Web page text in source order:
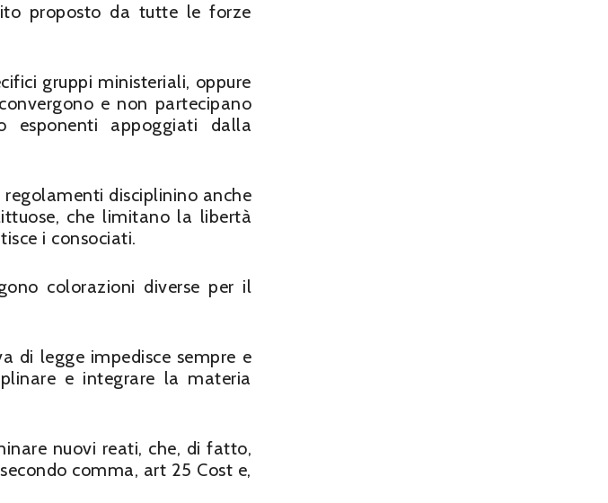
proposto da tutte le forze
gruppi ministeriali, oppure
e non partecipano
esponenti appoggiati dalla
regolamenti disciplinino anche
che limitano la libertà
i consociati.
colorazioni diverse per il
di legge impedisce sempre e
e integrare la materia
nuovi reati, che, di fatto,
comma, art 25 Cost e,